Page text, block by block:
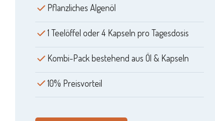
Pflanzliches Algenöl
1 Teelöffel oder 4 Kapseln pro Tagesdosis
Kombi-Pack bestehend aus Öl & Kapseln
10% Preisvorteil